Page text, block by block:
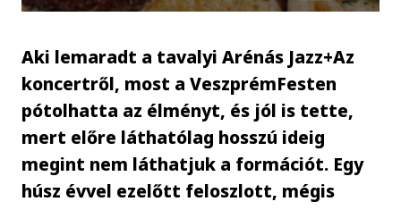
Aki lemaradt a tavalyi Arénás Jazz+Az
koncertről, most a VeszprémFesten
pótolhatta az élményt, és jól is tette,
mert előre láthatólag hosszú ideig
megint nem láthatjuk a formációt. Egy
húsz évvel ezelőtt feloszlott, mégis